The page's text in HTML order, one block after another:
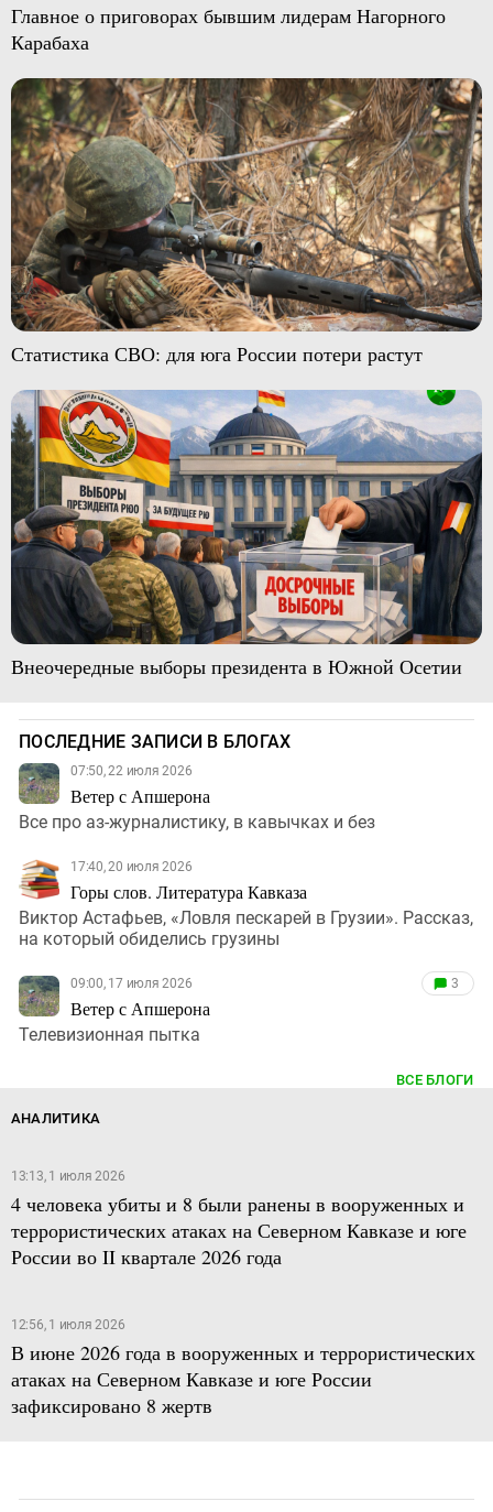
Главное о приговорах бывшим лидерам Нагорного
Карабаха
Статистика СВО: для юга России потери растут
Внеочередные выборы президента в Южной Осетии
ПОСЛЕДНИЕ ЗАПИСИ В БЛОГАХ
07:50, 22 июля 2026
Ветер с Апшерона
Все про аз-журналистику, в кавычках и без
17:40, 20 июля 2026
Горы слов. Литература Кавказа
Виктор Астафьев, «Ловля пескарей в Грузии». Рассказ,
на который обиделись грузины
09:00, 17 июля 2026
Ветер с Апшерона
3
Телевизионная пытка
ВСЕ БЛОГИ
АНАЛИТИКА
13:13, 1 июля 2026
4 человека убиты и 8 были ранены в вооруженных и
террористических атаках на Северном Кавказе и юге
России во II квартале 2026 года
12:56, 1 июля 2026
В июне 2026 года в вооруженных и террористических
атаках на Северном Кавказе и юге России
зафиксировано 8 жертв